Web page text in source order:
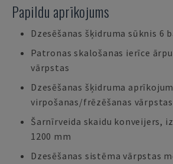
Papildu aprīkojums
Dzesēšanas šķidruma sūknis 6
Patronas skalošanas ierīce
vārpstas
Dzesēšanas šķidruma
virpošanas/frēzēšanas vārpstas
Šarnīrveida skaidu konveijers,
1200 mm
Dzesēšanas sistēma vārpstas